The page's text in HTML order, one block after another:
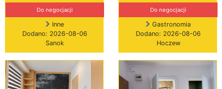
Do negocjacji
Inne
Dodano: 2026-08-06
Sanok
Do negocjacji
Gastronomia
Dodano: 2026-08-06
Hoczew